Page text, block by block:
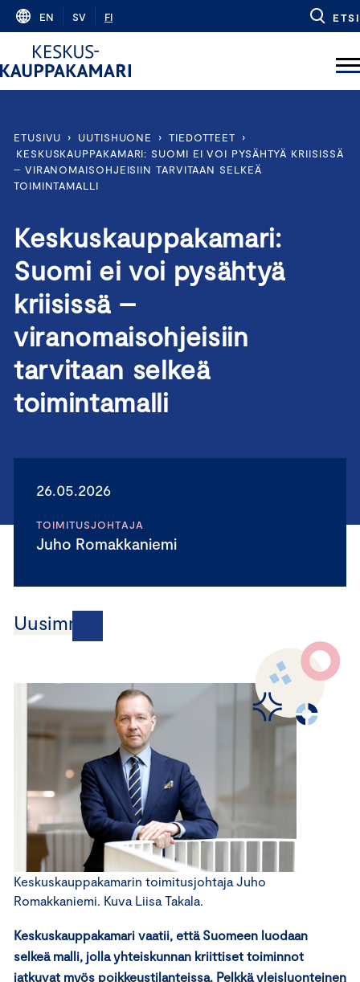
Skip
content
EN SV FI ETSI
ETUSIVU › UUTISHUONE › TIEDOTTEET
›
KESKUSKAUPPAKAMARI: SUOMI EI VOI PYSÄHTYÄ KRIISISSÄ
– VIRANOMAISOHJEISIIN TARVITAAN SELKEÄ
TOIMINTAMALLI
Keskuskauppakamari:
Suomi ei voi pysähtyä
kriisissä –
viranomaisohjeisiin
tarvitaan selkeä
toimintamalli
26.05.2026
TOIMITUSJOHTAJA
Juho Romakkaniemi
Uusimmat
Keskuskauppakamarin toimitusjohtaja Juho
Romakkaniemi. Kuva Liisa Takala.
Keskuskauppakamari vaatii, että Suomeen luodaan
selkeä malli, jolla yhteiskunnan kriittiset toiminnot
jatkuvat myös poikkeustilanteissa. Pelkkä yleisluonteinen